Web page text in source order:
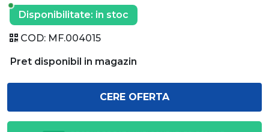
Disponibilitate: in stoc
COD: MF.004015
Pret disponibil in magazin
CERE OFERTA